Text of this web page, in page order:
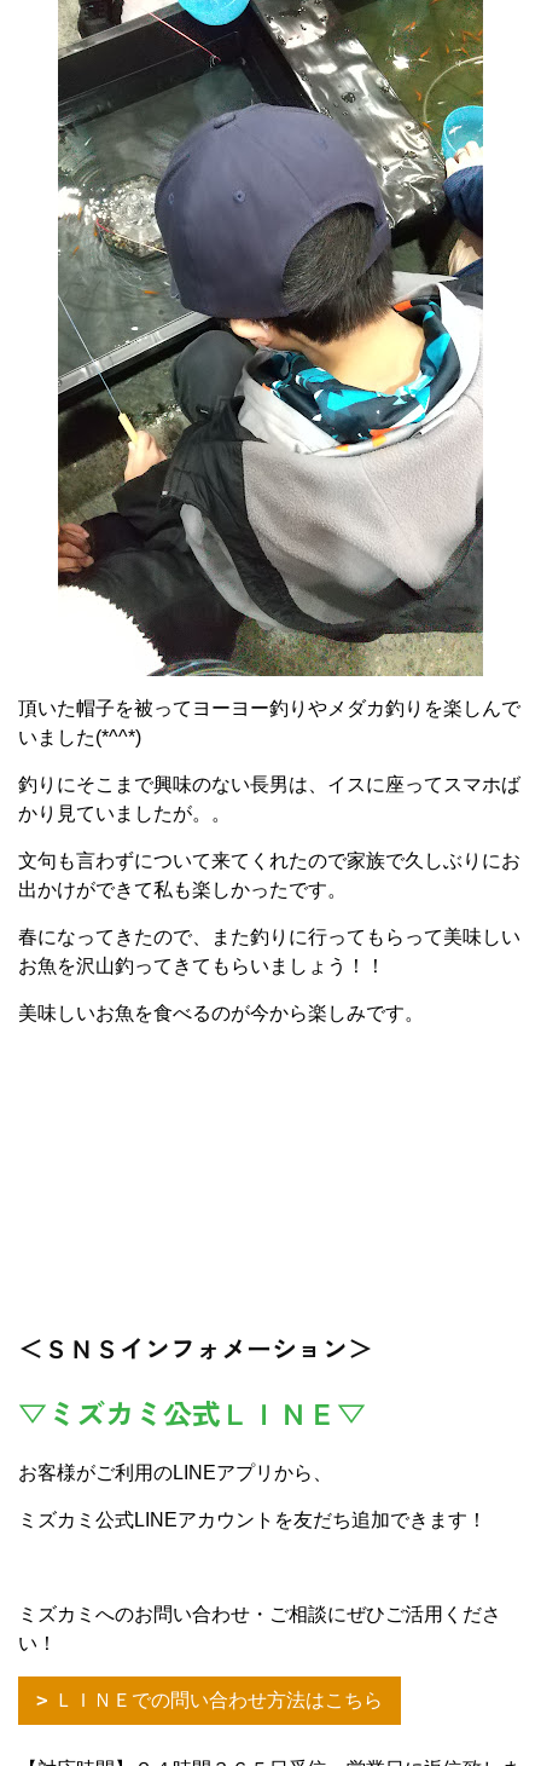
頂いた帽子を被ってヨーヨー釣りやメダカ釣りを楽しんで
いました(*^^*)
釣りにそこまで興味のない長男は、イスに座ってスマホば
かり見ていましたが。。
文句も言わずについて来てくれたので家族で久しぶりにお
出かけができて私も楽しかったです。
春になってきたので、また釣りに行ってもらって美味しい
お魚を沢山釣ってきてもらいましょう！！
美味しいお魚を食べるのが今から楽しみです。
＜ＳＮＳインフォメーション＞
▽ミズカミ公式ＬＩＮＥ▽
お客様がご利用のLINEアプリから、
ミズカミ公式LINEアカウントを友だち追加できます！
ミズカミへのお問い合わせ・ご相談にぜひご活用くださ
い！
ＬＩＮＥでの問い合わせ方法はこちら